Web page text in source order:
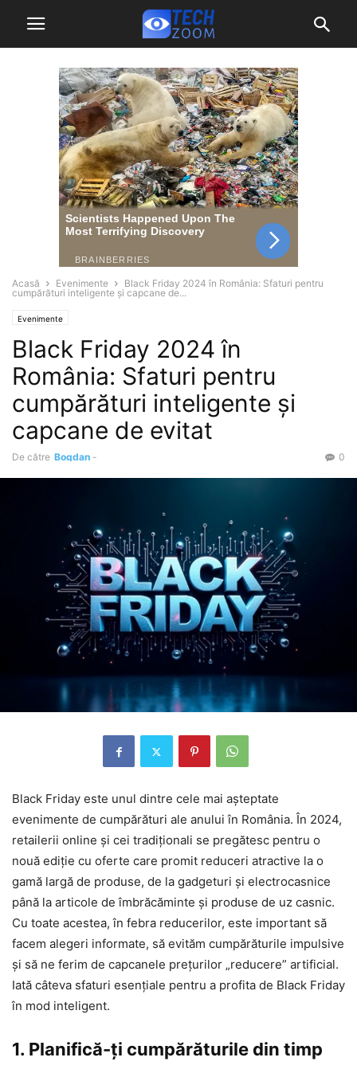
Acasă Evenimente
Black Friday 2024 în România: Sfaturi pentru
cumpărături inteligente și capcane de...
Evenimente
Black Friday 2024 în
România: Sfaturi pentru
cumpărături inteligente și
capcane de evitat
De către Bogdan - 0
Black Friday este unul dintre cele mai așteptate
evenimente de cumpărături ale anului în România. În 2024,
retailerii online și cei tradiționali se pregătesc pentru o
nouă ediție cu oferte care promit reduceri atractive la o
gamă largă de produse, de la gadgeturi și electrocasnice
până la articole de îmbrăcăminte și produse de uz casnic.
Cu toate acestea, în febra reducerilor, este important să
facem alegeri informate, să evităm cumpărăturile impulsive
și să ne ferim de capcanele prețurilor „reducere” artificial.
Iată câteva sfaturi esențiale pentru a profita de Black Friday
în mod inteligent.
1. Planifică-ți cumpărăturile din timp